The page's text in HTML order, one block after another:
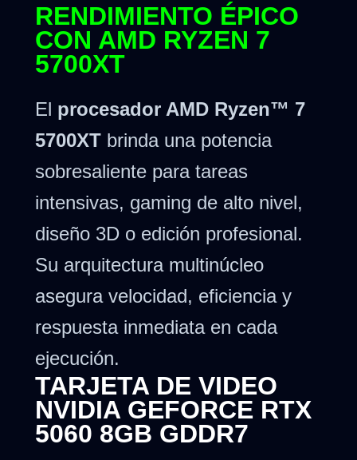
RENDIMIENTO ÉPICO
CON AMD RYZEN 7
5700XT
El procesador AMD Ryzen™ 7
5700XT brinda una potencia
sobresaliente para tareas
intensivas, gaming de alto nivel,
diseño 3D o edición profesional.
Su arquitectura multinúcleo
asegura velocidad, eficiencia y
respuesta inmediata en cada
ejecución.
TARJETA DE VIDEO
NVIDIA GEFORCE RTX
5060 8GB GDDR7